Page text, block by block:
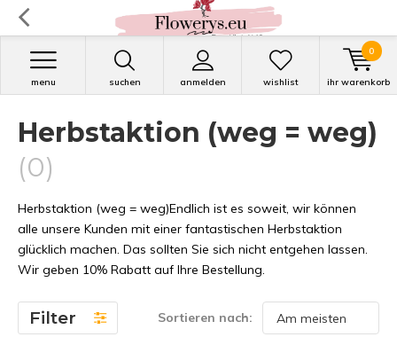
suchen anmelden
menu wishlist ihr warenkorb
0
Herbstaktion (weg = weg)
(0)
Herbstaktion (weg = weg)Endlich ist es soweit, wir können
alle unsere Kunden mit einer fantastischen Herbstaktion
glücklich machen. Das sollten Sie sich nicht entgehen lassen.
Wir geben 10% Rabatt auf Ihre Bestellung.
Filter Sortieren nach: